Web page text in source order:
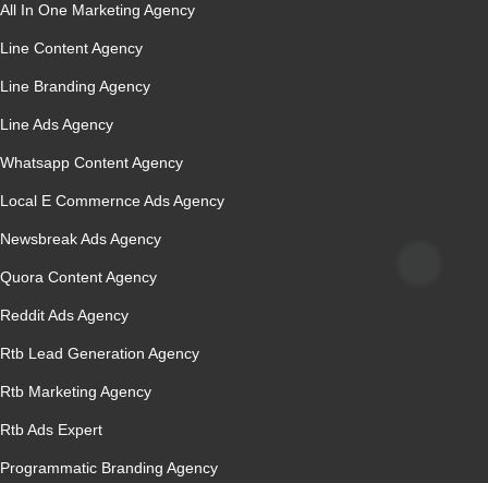
All In One Marketing Agency
Line Content Agency
Line Branding Agency
Line Ads Agency
Whatsapp Content Agency
Local E Commernce Ads Agency
Newsbreak Ads Agency
Quora Content Agency
Reddit Ads Agency
Rtb Lead Generation Agency
Rtb Marketing Agency
Rtb Ads Expert
Programmatic Branding Agency